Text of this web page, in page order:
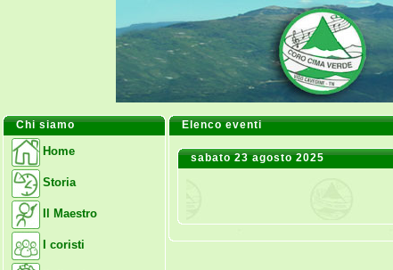
Chi siamo
Home
Storia
Il Maestro
I coristi
Elenco eventi
sabato 23 agosto 2025